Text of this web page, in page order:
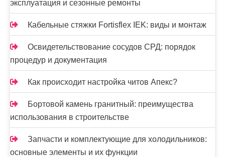
эксплуатация и сезонные ремонты
Кабельные стяжки Fortisflex IEK: виды и монтаж
Освидетельствование сосудов СРД: порядок
процедур и документация
Как происходит настройка читов Апекс?
Бортовой камень гранитный: преимущества
использования в строительстве
Запчасти и комплектующие для холодильников:
основные элементы и их функции